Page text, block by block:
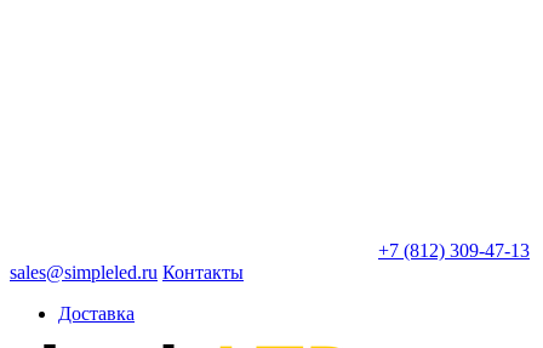
+7 (812) 309-47-13
sales@simpleled.ru Контакты
Доставка